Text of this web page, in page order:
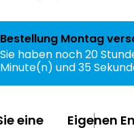
Bestellung Montag
Sie haben noch20
Minute(n) und 35
eine
Eigenen